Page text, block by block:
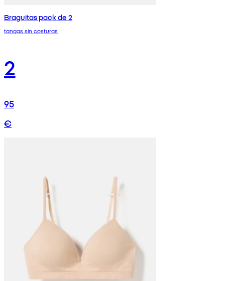
Braguitas pack de 2
tangas sin costuras
2
95
€